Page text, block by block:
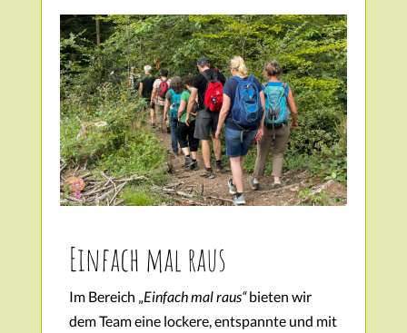
Einfach mal raus
Im Bereich „Einfach mal raus“bieten wir
dem Team eine lockere, entspannte und mit